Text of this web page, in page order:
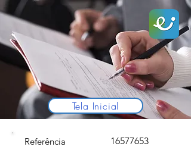
Tela Inicial
Referência 16577653